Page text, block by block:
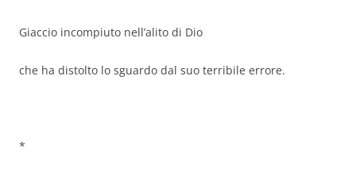
Giaccio incompiuto nell’alito di Dio
che ha distolto lo sguardo dal suo terribile errore.
*